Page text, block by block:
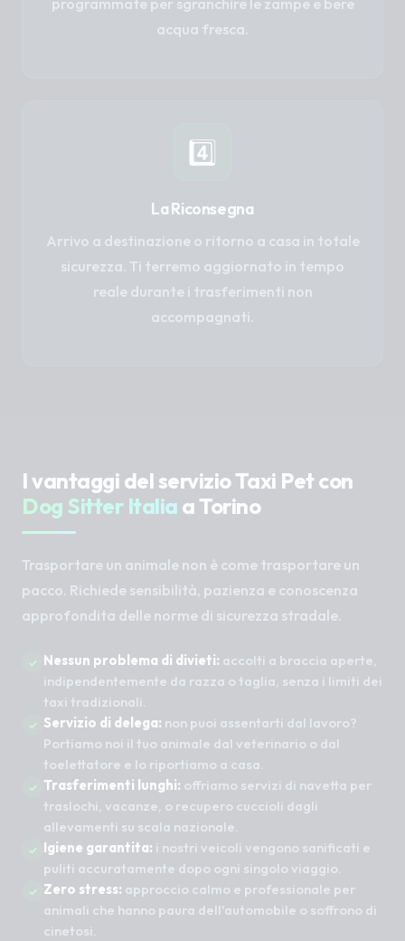
acqua fresca.
4️⃣
La Riconsegna
Arrivo a destinazione o ritorno a casa in totale
sicurezza. Ti terremo aggiornato in tempo
reale durante i trasferimenti non
accompagnati.
I vantaggi del servizio Taxi Pet con
Dog Sitter Italia a Torino
Trasportare un animale non è come trasportare un
pacco. Richiede sensibilità, pazienza e conoscenza
approfondita delle norme di sicurezza stradale.
Nessun problema di divieti: accolti a braccia aperte,
indipendentemente da razza o taglia, senza i limiti dei
taxi tradizionali.
Servizio di delega: non puoi assentarti dal lavoro?
Portiamo noi il tuo animale dal veterinario o dal
toelettatore e lo riportiamo a casa.
Trasferimenti lunghi: offriamo servizi di navetta per
traslochi, vacanze, o recupero cuccioli dagli
allevamenti su scala nazionale.
Igiene garantita: i nostri veicoli vengono sanificati e
puliti accuratamente dopo ogni singolo viaggio.
Zero stress: approccio calmo e professionale per
animali che hanno paura dell'automobile o soffrono di
cinetosi.